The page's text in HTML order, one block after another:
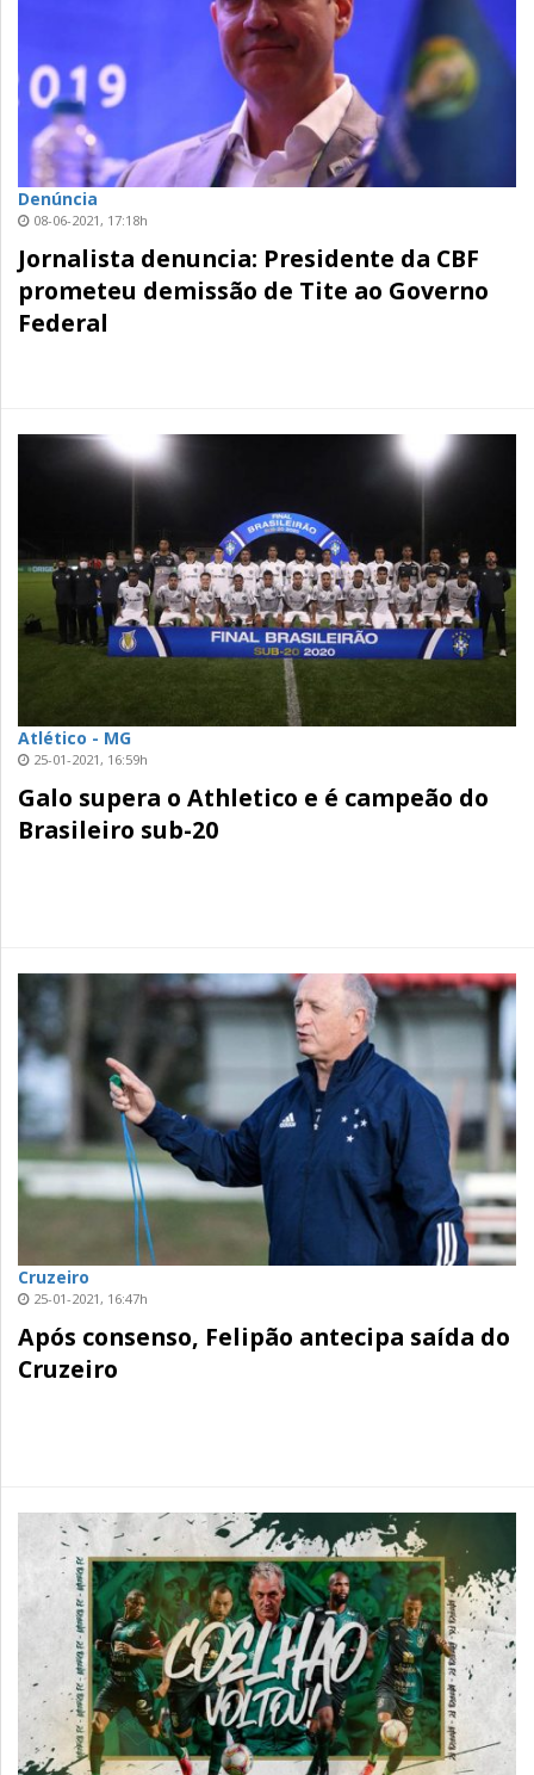
Denúncia
08-06-2021, 17:18h
Jornalista denuncia: Presidente da CBF
prometeu demissão de Tite ao Governo
Federal
Atlético - MG
25-01-2021, 16:59h
Galo supera o Athletico e é campeão do
Brasileiro sub-20
Cruzeiro
25-01-2021, 16:47h
Após consenso, Felipão antecipa saída do
Cruzeiro